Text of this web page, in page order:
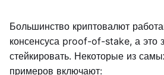
Большинство криптовалют
консенсуса proof-of-stake, а это
стейкировать. Некоторые из
примеров включают: